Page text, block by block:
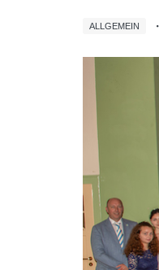
ALLGEMEIN